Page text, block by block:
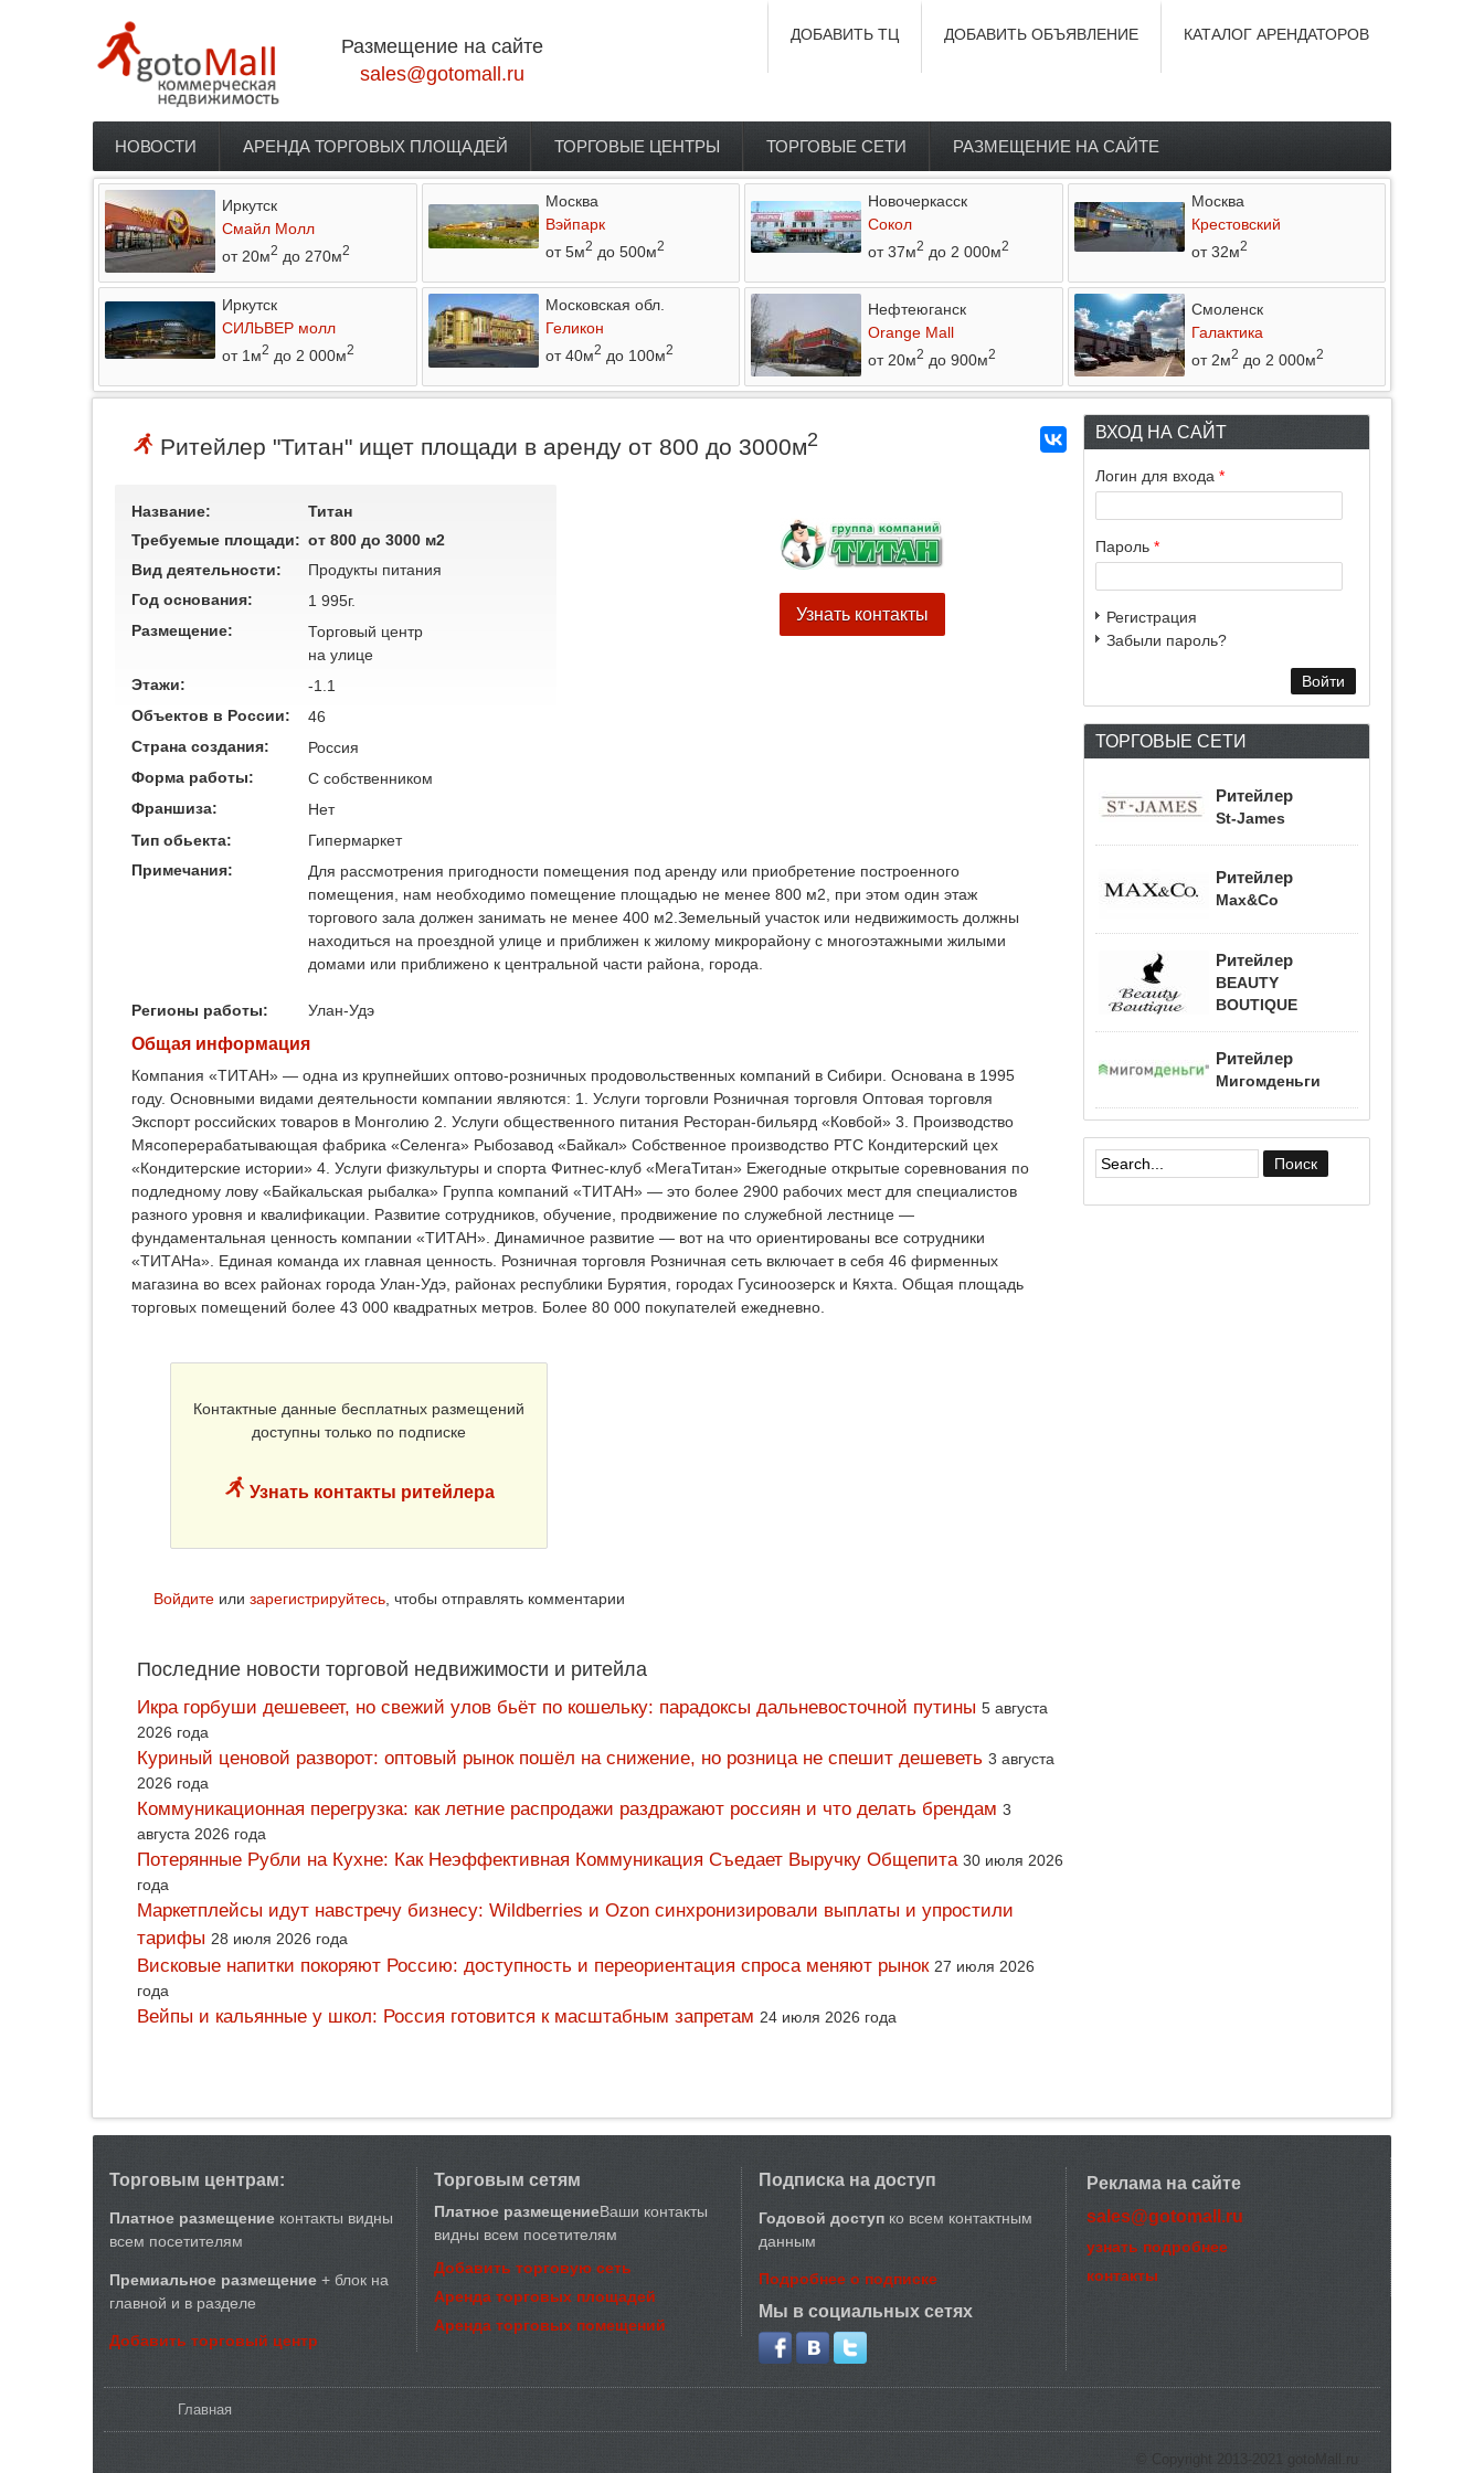
Размещение на сайте
sales@gotomall.ru
КАТАЛОГ АРЕНДАТОРОВ
ДОБАВИТЬ ОБЪЯВЛЕНИЕ
ДОБАВИТЬ ТЦ
Главное меню
НОВОСТИ АРЕНДА ТОРГОВЫХ ПЛОЩАДЕЙ ТОРГОВЫЕ ЦЕНТРЫ ТОРГОВЫЕ СЕТИ РАЗМЕЩЕНИЕ НА САЙТЕ
Иркутск
Смайл Молл
от 20м2 до 270м2
Москва
Вэйпарк
от 5м2 до 500м2
Новочеркасск
Сокол
от 37м2 до 2 000м2
Москва
Крестовский
от 32м2
Иркутск
СИЛЬВЕР молл
от 1м2 до 2 000м2
Московская обл.
Геликон
от 40м2 до 100м2
Нефтеюганск
Orange Mall
от 20м2 до 900м2
Смоленск
Галактика
от 2м2 до 2 000м2
Ритейлер "Титан" ищет площади в аренду от 800 до 3000м2
Название:
Титан
Требуемые площади: от 800 до 3000 м2
Вид деятельности:
Продукты питания
Год основания:
1 995г.
Размещение:
Торговый центр
на улице
Этажи:
-1.1
Узнать контакты
Объектов в России:
46
Страна создания:
Россия
Форма работы:
C собственником
Франшиза:
Нет
Тип обьекта:
Гипермаркет
Примечания:
Для рассмотрения пригодности помещения под аренду или приобретение построенного
помещения, нам необходимо помещение площадью не менее 800 м2, при этом один этаж
торгового зала должен занимать не менее 400 м2.Земельный участок или недвижимость должны
находиться на проездной улице и приближен к жилому микрорайону с многоэтажными жилыми
домами или приближено к центральной части района, города.
Регионы работы: Улан-Удэ
Общая информация
Компания «ТИТАН» — одна из крупнейших оптово-розничных продовольственных компаний в Сибири. Основана в 1995
году. Основными видами деятельности компании являются: 1. Услуги торговли Розничная торговля Оптовая торговля
Экспорт российских товаров в Монголию 2. Услуги общественного питания Ресторан-бильярд «Ковбой» 3. Производство
Мясоперерабатывающая фабрика «Селенга» Рыбозавод «Байкал» Собственное производство РТС Кондитерский цех
«Кондитерские истории» 4. Услуги физкультуры и спорта Фитнес-клуб «МегаТитан» Ежегодные открытые соревнования по
подледному лову «Байкальская рыбалка» Группа компаний «ТИТАН» — это более 2900 рабочих мест для специалистов
разного уровня и квалификации. Развитие сотрудников, обучение, продвижение по служебной лестнице —
фундаментальная ценность компании «ТИТАН». Динамичное развитие — вот на что ориентированы все сотрудники
«ТИТАНа». Единая команда их главная ценность. Розничная торговля Розничная сеть включает в себя 46 фирменных
магазина во всех районах города Улан-Удэ, районах республики Бурятия, городах Гусиноозерск и Кяхта. Общая площадь
торговых помещений более 43 000 квадратных метров. Более 80 000 покупателей ежедневно.
Контактные данные бесплатных размещений
доступны только по подписке
Узнать контакты ритейлера
Войдите или зарегистрируйтесь, чтобы отправлять комментарии
Последние новости торговой недвижимости и ритейла
Икра горбуши дешевеет, но свежий улов бьёт по кошельку: парадоксы дальневосточной путины 5 августа
2026 года
Куриный ценовой разворот: оптовый рынок пошёл на снижение, но розница не спешит дешеветь 3 августа
2026 года
Коммуникационная перегрузка: как летние распродажи раздражают россиян и что делать брендам 3
августа 2026 года
Потерянные Рубли на Кухне: Как Неэффективная Коммуникация Съедает Выручку Общепита 30 июля 2026
года
Маркетплейсы идут навстречу бизнесу: Wildberries и Ozon синхронизировали выплаты и упростили
тарифы 28 июля 2026 года
Висковые напитки покоряют Россию: доступность и переориентация спроса меняют рынок 27 июля 2026
года
Вейпы и кальянные у школ: Россия готовится к масштабным запретам 24 июля 2026 года
ВХОД НА САЙТ
Логин для входа *
Пароль *
Регистрация
Забыли пароль?
ТОРГОВЫЕ СЕТИ
Ритейлер
St-James
Ритейлер
Max&Co
Ритейлер
BEAUTY
BOUTIQUE
Ритейлер
Мигомденьги
Форма поиска
Торговым центрам:
Платное размещение контакты видны
всем посетителям
Премиальное размещение + блок на
главной и в разделе
Добавить торговый центр
Торговым сетям
Платное размещениеВаши контакты
видны всем посетителям
Добавить торговую сеть
Аренда торговых площадей
Аренда торговых помещений
Подписка на доступ
Годовой доступ ко всем контактным
данным
Подробнее о подписке
Мы в социальных сетях
Реклама на сайте
sales@gotomall.ru
узнать подробнее
контакты
Главная
© Copyright 2013-2021 gotoMall.ru